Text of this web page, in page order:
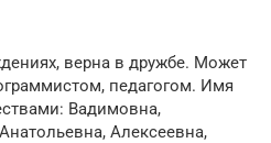
верна в дружбе. Может
педагогом. Имя
Вадимовна,
Алексеевна,